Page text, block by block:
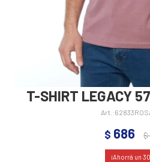
T-SHIRT LEGACY
$ 686 $
30